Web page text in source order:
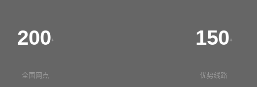
200+
全国网点
150+
优势线路